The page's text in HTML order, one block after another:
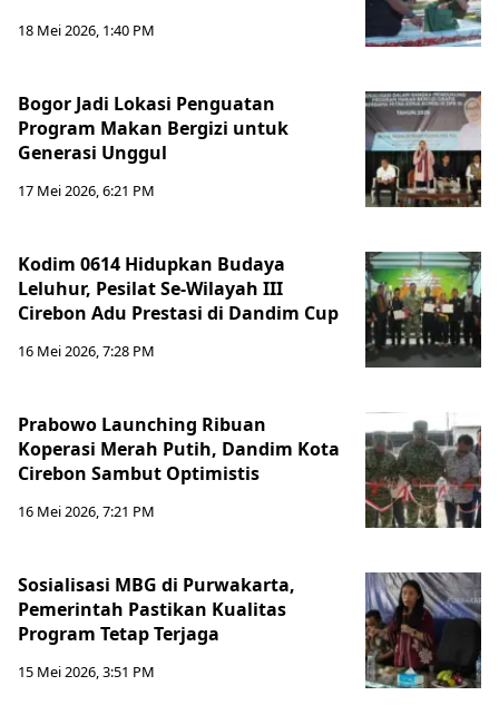
18 Mei 2026, 1:40 PM
Bogor Jadi Lokasi Penguatan
Program Makan Bergizi untuk
Generasi Unggul
17 Mei 2026, 6:21 PM
Kodim 0614 Hidupkan Budaya
Leluhur, Pesilat Se-Wilayah III
Cirebon Adu Prestasi di Dandim Cup
16 Mei 2026, 7:28 PM
Prabowo Launching Ribuan
Koperasi Merah Putih, Dandim Kota
Cirebon Sambut Optimistis
16 Mei 2026, 7:21 PM
Sosialisasi MBG di Purwakarta,
Pemerintah Pastikan Kualitas
Program Tetap Terjaga
15 Mei 2026, 3:51 PM